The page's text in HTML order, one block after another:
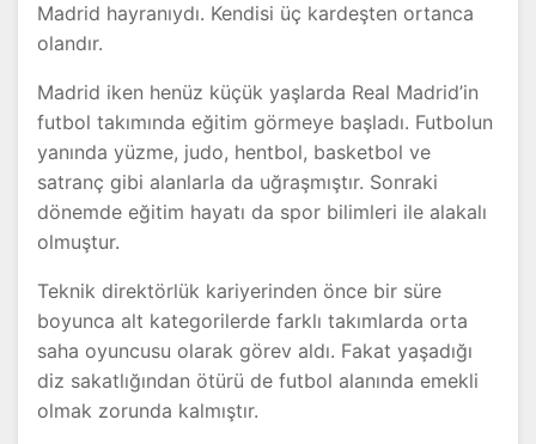
Madrid hayranıydı. Kendisi üç kardeşten ortanca
olandır.
Madrid iken henüz küçük yaşlarda Real Madrid’in
futbol takımında eğitim görmeye başladı. Futbolun
yanında yüzme, judo, hentbol, basketbol ve
satranç gibi alanlarla da uğraşmıştır. Sonraki
dönemde eğitim hayatı da spor bilimleri ile alakalı
olmuştur.
Teknik direktörlük kariyerinden önce bir süre
boyunca alt kategorilerde farklı takımlarda orta
saha oyuncusu olarak görev aldı. Fakat yaşadığı
diz sakatlığından ötürü de futbol alanında emekli
olmak zorunda kalmıştır.